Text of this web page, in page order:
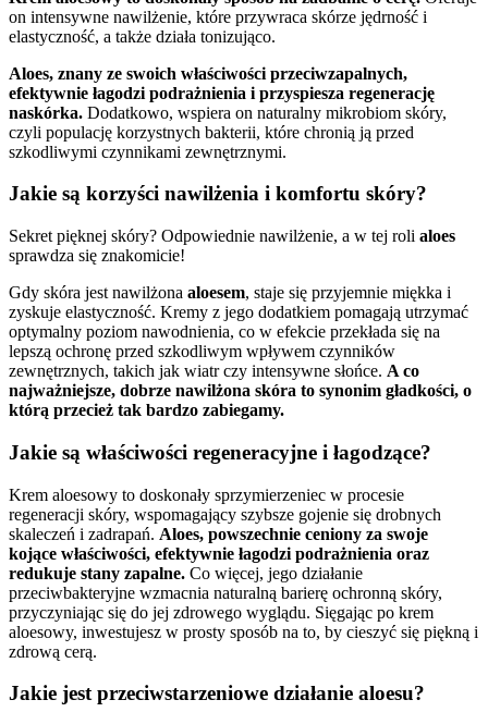
on intensywne nawilżenie, które przywraca skórze jędrność i
elastyczność, a także działa tonizująco.
Aloes, znany ze swoich właściwości przeciwzapalnych,
efektywnie łagodzi podrażnienia i przyspiesza regenerację
naskórka. Dodatkowo, wspiera on naturalny mikrobiom skóry,
czyli populację korzystnych bakterii, które chronią ją przed
szkodliwymi czynnikami zewnętrznymi.
Jakie są korzyści nawilżenia i komfortu skóry?
Sekret pięknej skóry? Odpowiednie nawilżenie, a w tej roli aloes
sprawdza się znakomicie!
Gdy skóra jest nawilżona aloesem, staje się przyjemnie miękka i
zyskuje elastyczność. Kremy z jego dodatkiem pomagają utrzymać
optymalny poziom nawodnienia, co w efekcie przekłada się na
lepszą ochronę przed szkodliwym wpływem czynników
zewnętrznych, takich jak wiatr czy intensywne słońce. A co
najważniejsze, dobrze nawilżona skóra to synonim gładkości, o
którą przecież tak bardzo zabiegamy.
Jakie są właściwości regeneracyjne i łagodzące?
Krem aloesowy to doskonały sprzymierzeniec w procesie
regeneracji skóry, wspomagający szybsze gojenie się drobnych
skaleczeń i zadrapań. Aloes, powszechnie ceniony za swoje
kojące właściwości, efektywnie łagodzi podrażnienia oraz
redukuje stany zapalne. Co więcej, jego działanie
przeciwbakteryjne wzmacnia naturalną barierę ochronną skóry,
przyczyniając się do jej zdrowego wyglądu. Sięgając po krem
aloesowy, inwestujesz w prosty sposób na to, by cieszyć się piękną i
zdrową cerą.
Jakie jest przeciwstarzeniowe działanie aloesu?